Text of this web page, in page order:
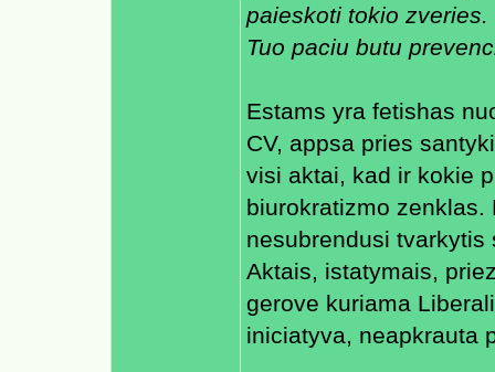
paieskoti tokio zveries.
Tuo paciu butu
Estams yra fetishas
CV, appsa pries
visi aktai, kad ir kokie
biurokratizmo
nesubrendusi
Aktais, istatymais,
gerove kuriama
iniciatyva, neapkrauta